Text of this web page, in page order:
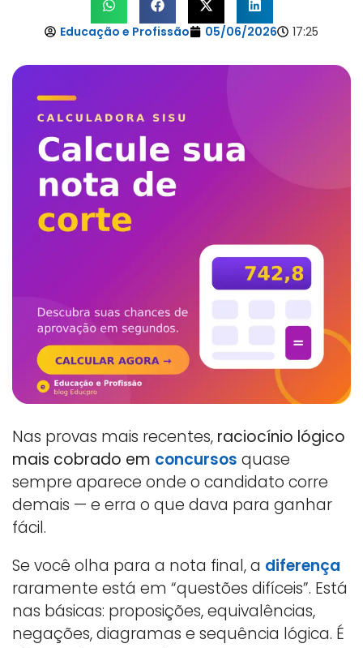
Educação e Profissão 05/06/2026 17:25
Nas provas mais recentes, raciocínio lógico
mais cobrado em concursos quase
sempre aparece onde o candidato corre
demais — e erra o que dava para ganhar
fácil.
Se você olha para a nota final, a diferença
raramente está em “questões difíceis”. Está
nas básicas: proposições, equivalências,
negações, diagramas e sequência lógica. É